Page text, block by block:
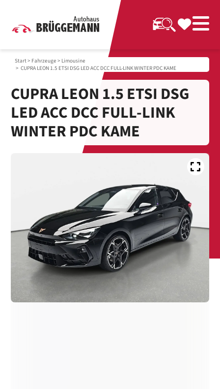
Start> Fahrzeuge > Limousine
> CUPRA LEON 1.5 ETSI DSG LED ACC DCC FULL-LINK WINTER PDC KAME
CUPRA LEON 1.5 ETSI DSG
LED ACC DCC FULL-LINK
WINTER PDC KAME